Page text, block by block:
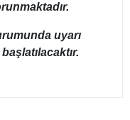
uyarı